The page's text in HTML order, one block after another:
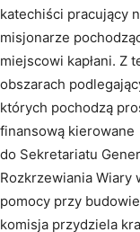
katechiści pracujący
misjonarze
miejscowi kapłani. Z
obszarach
których pochodzą
finansową kierowane
do Sekretariatu
Rozkrzewiania Wiary
pomocy przy
komisja przydziela